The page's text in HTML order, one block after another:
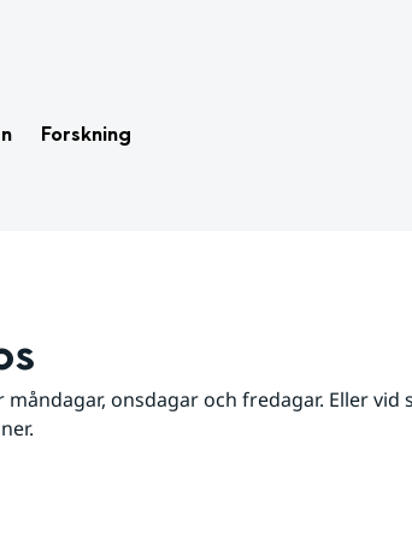
Forskning
onsdagar och fredagar. Eller vid